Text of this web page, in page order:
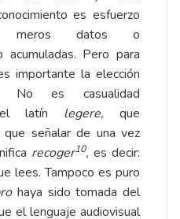
es esfuerzo
meros datos o
acumuladas. Pero para
importante la elección
No es casualidad
latín legere, que
señalar de una vez
recoger10, es decir:
lees. Tampoco es puro
haya sido tomada del
lenguaje audiovisual